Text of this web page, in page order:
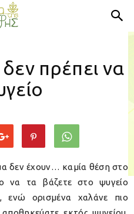
πρέπει να
δεν έχουν… καμία θέση στο
να τα βάζετε στο ψυγείο
ενώ ορισμένα χαλάνε πιο